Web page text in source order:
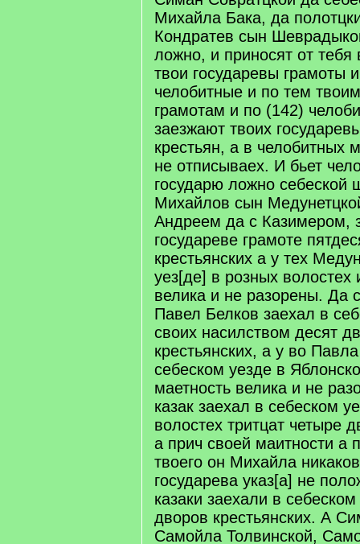
Михайла Бака, да
Кондратев сын
ложно, и приносят от тебя
твои государевы грамоты
челобитные и по тем
грамотам и по (142)
заезжают твоих
крестьян, а в челобитных
не отписываех. И бьет
государю ложно себеской
Михайлов сын
Андреем да с Казимером,
государеве грамоте
крестьянских а у тех
уез[де] в розных волостех
велика и не разорены. Да
Павел Белков заехал в
своих насилством десят
крестьянских, а у во
себеском уезде в
маетность велика и не
казак заехал в себеском
волостех тритцат четыре
а прич своей маитности а
твоего он Михайла
государева указ[а] не
казаки заехали в
дворов крестьянских. А
Самойла Толвинской,